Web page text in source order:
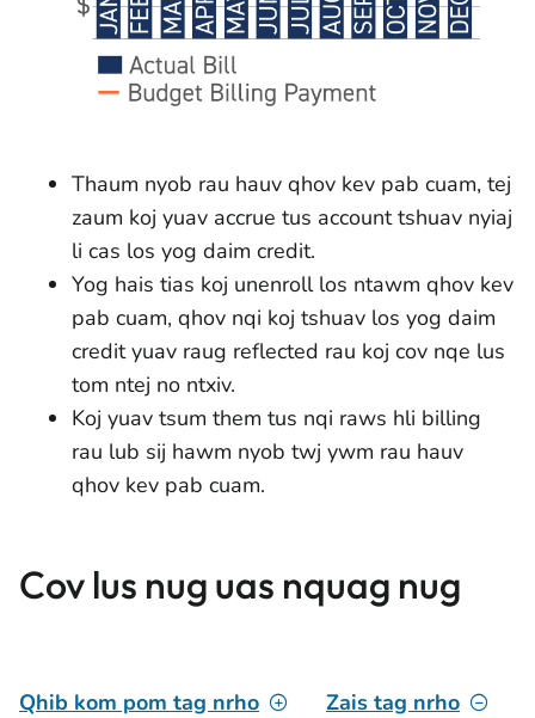
Thaum nyob rau hauv qhov kev pab cuam, tej
zaum koj yuav accrue tus account tshuav nyiaj
li cas los yog daim credit.
Yog hais tias koj unenroll los ntawm qhov kev
pab cuam, qhov nqi koj tshuav los yog daim
credit yuav raug reflected rau koj cov nqe lus
tom ntej no ntxiv.
Koj yuav tsum them tus nqi raws hli billing
rau lub sij hawm nyob twj ywm rau hauv
qhov kev pab cuam.
Cov lus nug uas nquag nug
Qhib kom pom tag nrho Zais tag nrho